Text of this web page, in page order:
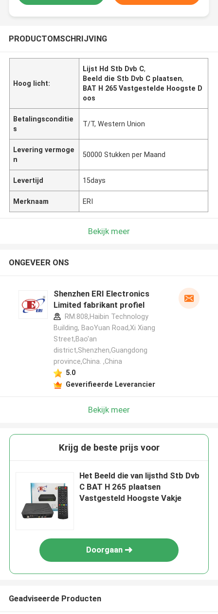
PRODUCTOMSCHRIJVING
Hoog licht:
Lijst Hd Stb Dvb C,
Beeld die Stb Dvb C plaatsen,
BAT H 265 Vastgestelde Hoogste D
oos
Betalingsconditie
s
T/T, Western Union
Levering vermoge
n
50000 Stukken per Maand
Levertijd 15days
Merknaam ERI
Bekijk meer
ONGEVEER ONS
Shenzhen ERI Electronics
Limited fabrikant profiel
RM.808,Haibin Technology
Building, BaoYuan Road,Xi Xiang
Street,Bao'an
district,Shenzhen,Guangdong
province,China. ,China
5.0
Geverifieerde Leverancier
Bekijk meer
Krijg de beste prijs voor
Het Beeld die van lijsthd Stb Dvb
C BAT H 265 plaatsen
Vastgesteld Hoogste Vakje
Doorgaan
Geadviseerde Producten